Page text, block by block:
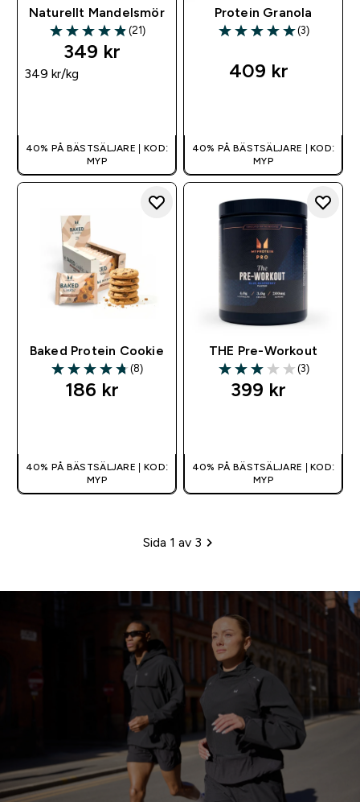
Naturellt Mandelsmör
4.86 out of 5 stars
(21)
349 kr‎
349 kr‎/kg
40% PÅ BÄSTSÄLJARE | KOD:
MYP
Protein Granola
5 out of 5 stars
(3)
409 kr‎
40% PÅ BÄSTSÄLJARE | KOD:
MYP
Baked Protein Cookie
4.75 out of 5 stars
(8)
186 kr‎
40% PÅ BÄSTSÄLJARE | KOD:
MYP
THE Pre-Workout
3 out of 5 stars
(3)
399 kr‎
40% PÅ BÄSTSÄLJARE | KOD:
MYP
Sidhänvisning
Sida 1 av 3